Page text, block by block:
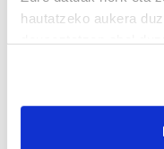
hautatzeko aukera
If you allow, we would
Collect
Bihar